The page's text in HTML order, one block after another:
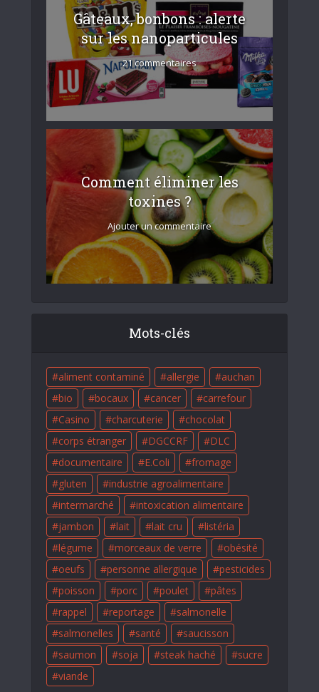
Gâteaux, bonbons : alerte
sur les nanoparticules
21 commentaires
Comment éliminer les
toxines ?
Ajouter un commentaire
Mots-clés
aliment contaminé allergie
auchan
bio
bocaux cancer
carrefour
Casino
charcuterie
chocolat
corps étranger
DGCCRF
DLC
documentaire
E.Coli
fromage
gluten
industrie agroalimentaire
intermarché
intoxication alimentaire
jambon
lait lait cru
listéria
légume
morceaux de verre
obésité
oeufs
personne allergique
pesticides
poisson
porc poulet
pâtes
rappel
reportage
salmonelle
salmonelles
santé
saucisson
saumon
soja steak haché
sucre
viande